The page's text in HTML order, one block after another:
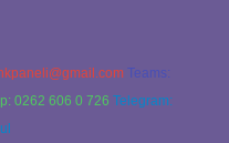
Teams:
0262 606 0 726 Telegram: